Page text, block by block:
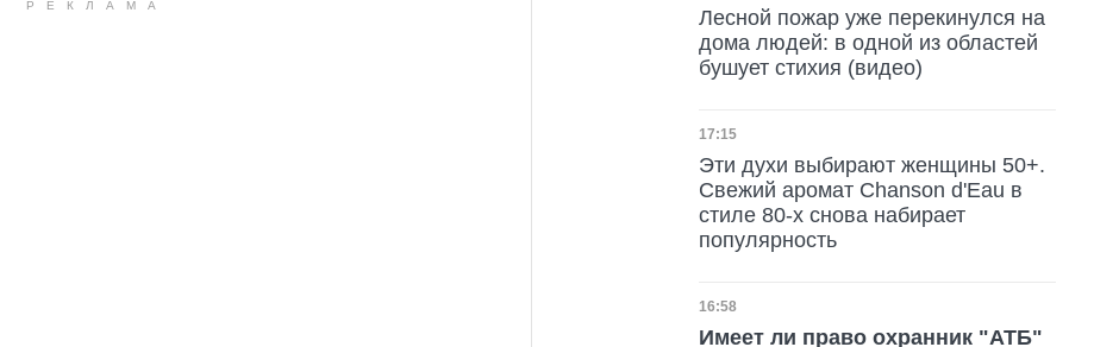
Лесной пожар уже перекинулся на
дома людей: в одной из областей
бушует стихия (видео)
Дата публикации
17:15
Эти духи выбирают женщины 50+.
Свежий аромат Chanson d'Eau в
стиле 80-х снова набирает
популярность
Дата публикации
16:58
Имеет ли право охранник "АТБ"